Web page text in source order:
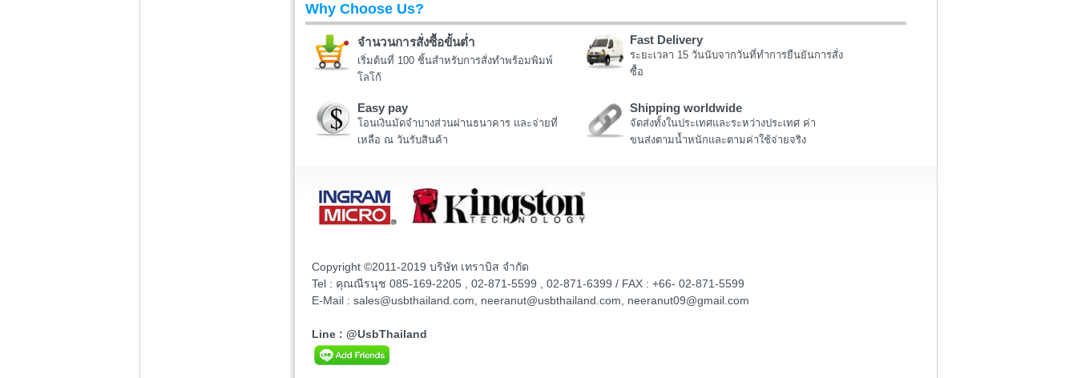
Why Choose Us?
จำนวนการสั่งซื้อขั้นต่ำ
เริ่มต้นที่ 100 ชิ้นสำหรับการสั่งทำพร้อมพิมพ์
โลโก้
Fast Delivery
ระยะเวลา 15 วันนับจากวันที่ทำการยืนยันการสั่ง
ซื้อ
Easy pay
โอนเงินมัดจำบางส่วนผ่านธนาคาร และจ่ายที่
เหลือ ณ วันรับสินค้า
Shipping worldwide
จัดส่งทั้งในประเทศและระหว่างประเทศ ค่า
ขนส่งตามน้ำหนักและตามค่าใช้จ่ายจริง
Copyright ©2011-2019 บริษัท เทราบิส จำกัด
Tel : คุณณีรนุช 085-169-2205 , 02-871-5599 , 02-871-6399 / FAX : +66- 02-871-5599
E-Mail : sales@usbthailand.com, neeranut@usbthailand.com, neeranut09@gmail.com
Line : @UsbThailand